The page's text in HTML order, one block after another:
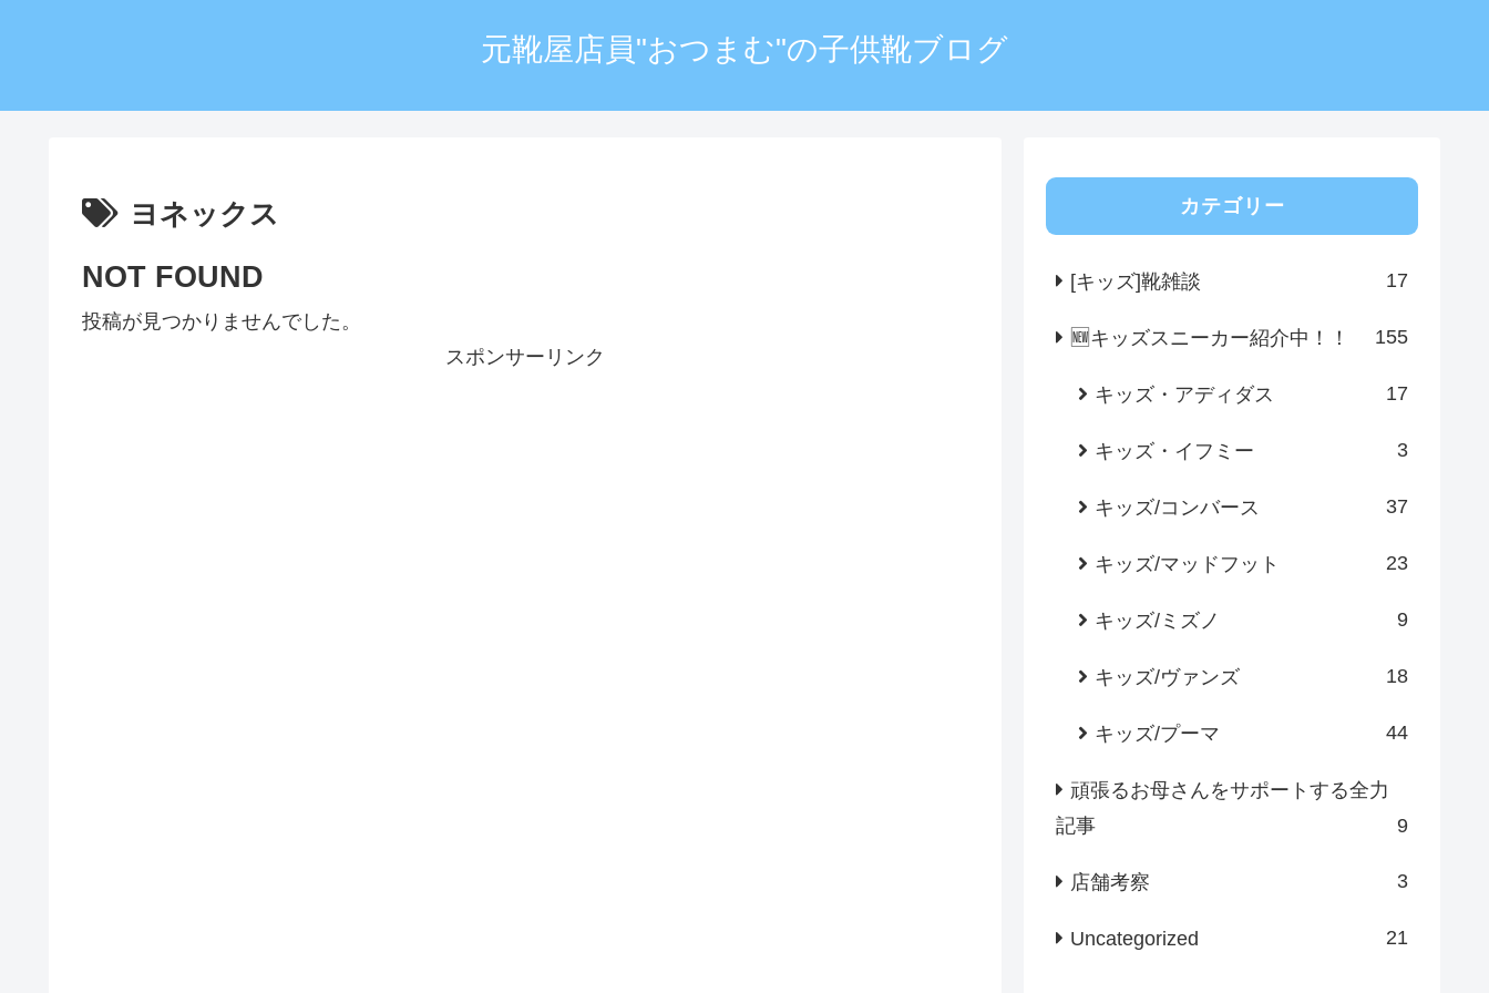
元靴屋店員"おつまむ"の子供靴ブログ
ヨネックス
NOT FOUND
投稿が見つかりませんでした。
スポンサーリンク
カテゴリー
[キッズ]靴雑談 17
🆕キッズスニーカー紹介中！！ 155
キッズ・アディダス 17
キッズ・イフミー 3
キッズ/コンバース 37
キッズ/マッドフット 23
キッズ/ミズノ 9
キッズ/ヴァンズ 18
キッズ/プーマ 44
頑張るお母さんをサポートする全力
記事
9
店舗考察 3
Uncategorized 21